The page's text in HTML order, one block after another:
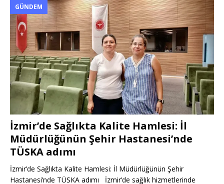
GÜNDEM
İzmir’de Sağlıkta Kalite Hamlesi: İl
Müdürlüğünün Şehir Hastanesi’nde
TÜSKA adımı
İzmir’de Sağlıkta Kalite Hamlesi: İl Müdürlüğünün Şehir
Hastanesi’nde TÜSKA adımı İzmir’de sağlık hizmetlerinde